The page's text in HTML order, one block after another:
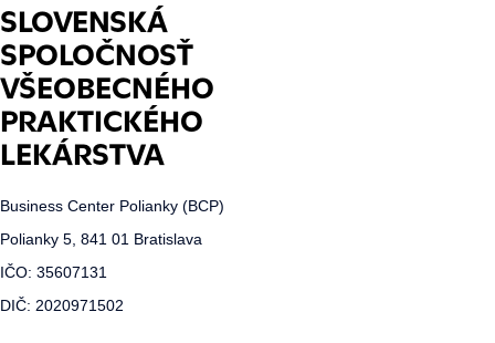
SLOVENSKÁ
SPOLOČNOSŤ
VŠEOBECNÉHO
PRAKTICKÉHO
LEKÁRSTVA
Business Center Polianky (BCP)
Polianky 5, 841 01 Bratislava
IČO: 35607131
DIČ: 2020971502